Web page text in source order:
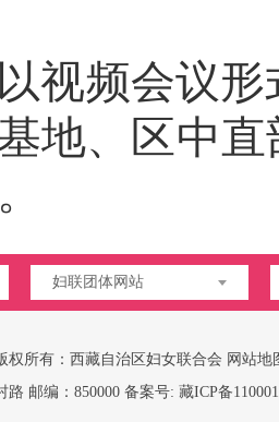
视频会议
地、区中
妇联团体网站
权所有：西藏自治区妇女联合会 网站地
邮编：850000 备案号: 藏ICP备